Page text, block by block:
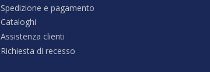
Spedizione e pagamento
Cataloghi
Assistenza clienti
Richiesta di recesso